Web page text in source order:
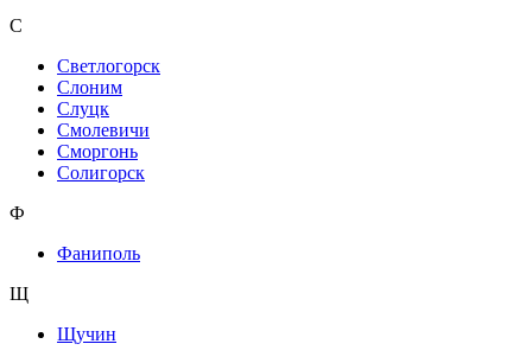
С
Светлогорск
Слоним
Слуцк
Смолевичи
Сморгонь
Солигорск
Ф
Фаниполь
Щ
Щучин